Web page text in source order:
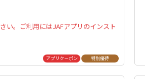
い。ご利用にはJAFアプリのインスト
アプリクーポン 特別優待